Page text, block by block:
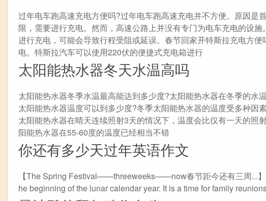
过年电车跑高速充电方便吗?过年电车跑高速充电并不方便。原因
限，需要进行充电。然而，高速公路上并没有专门为电车充电的设
进行充电，可能会导致行程受阻或延误。春节回家开特斯拉充电方
电。特斯拉汽车可以使用220伏的便捷式充电箱进行
太阳能热水器冬天水温高吗
太阳能热水器冬季水温最高能达到多少度?太阳能热水器在冬季的
太阳能热水器温度可以到多少度?冬季太阳能热水器的温度受多种因
太阳能热水器在晴天连续照射3天的情况下，温度会比仅有一天的
阳能热水器在55-60度的温度已经相当不错
你还有多少天过年英语作文
【The Spring Festival——threeweeks——now春节距今还有三周...
he beginning of the lunar calendar year. It is a time for family